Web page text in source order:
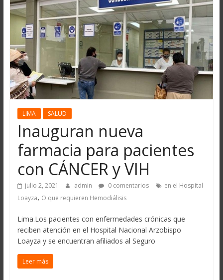
LIMA SALUD
Inauguran nueva
farmacia para pacientes
con CÁNCER y VIH
julio 2, 2021 admin 0 comentarios
en el Hospital
Loayza, O que requieren Hemodiálisis
Lima.Los pacientes con enfermedades crónicas que
reciben atención en el Hospital Nacional Arzobispo
Loayza y se encuentran afiliados al Seguro
Leer más